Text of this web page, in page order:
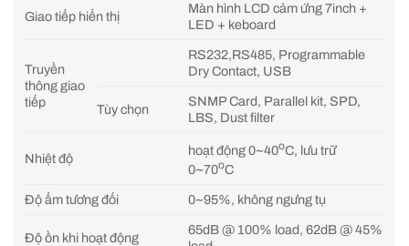
Giao tiếp hiển thị
Màn hình LCD cảm ứng 7inch +
LED + keboard
Truyền
thông giao
tiếp
RS232,RS485, Programmable
Dry Contact, USB
Tùy chọn
SNMP Card, Parallel kit, SPD,
LBS, Dust filter
Nhiệt độ
hoạt động 0~40oC, lưu trữ
0~70oC
Độ ẩm tương đối 0~95%, không ngưng tụ
Độ ồn khi hoạt động
65dB @ 100% load, 62dB @ 45%